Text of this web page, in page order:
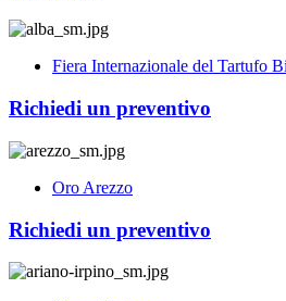
Fiera Internazionale del Tartufo
Richiedi un preventivo
Oro Arezzo
Richiedi un preventivo